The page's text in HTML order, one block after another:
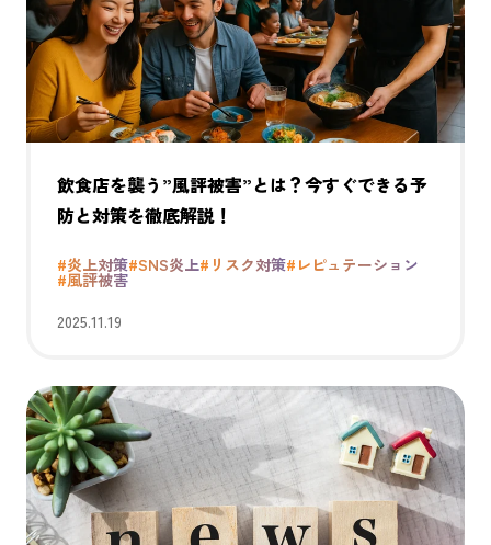
飲食店を襲う”風評被害”とは？今すぐできる予
防と対策を徹底解説！
#炎上対策#SNS炎上#リスク対策#レピュテーション
#風評被害
2025.11.19